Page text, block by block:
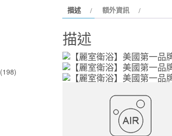
(198)
描述 額外資訊
描述